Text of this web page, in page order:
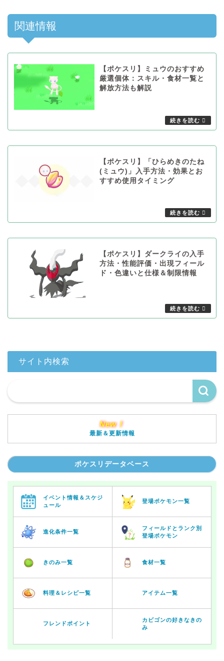
関連情報
【ポケスリ】ミュウのおすすめ
厳選個体：スキル・食材一覧と
解放方法も解説
【ポケスリ】「ひらめきのたね
(ミュウ)」入手方法・効果とお
すすめ使用タイミング
【ポケスリ】ダークライの入手
方法・性能評価・出現フィール
ド・色違いと仕様＆制限情報
サイト内検索
New！
最新＆更新情報
ポケスリデータベース
イベント情報＆スケジ
ュール
登場ポケモン一覧
進化条件一覧
フィールドとランク別
登場ポケモン
きのみ一覧 食材一覧
料理＆レシピ一覧 アイテム一覧
フレンドポイント
カビゴンの好きなきの
み